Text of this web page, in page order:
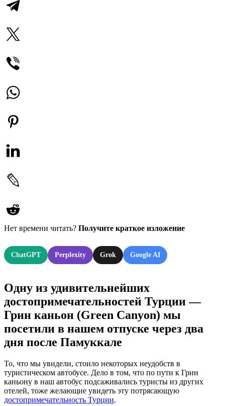
Нет времени читать? Получите краткое изложение
ChatGPT Perplexity Grok Google AI
Одну из удивительнейших
достопримечательностей Турции —
Грин каньон (Green Canyon) мы
посетили в нашем отпуске через два
дня после Памуккале
То, что мы увидели, стоило некоторых неудобств в
туристическом автобусе. Дело в том, что по пути к Грин
каньону в наш автобус подсаживались туристы из других
отелей, тоже желающие увидеть эту потрясающую
достопримечательность Турции.